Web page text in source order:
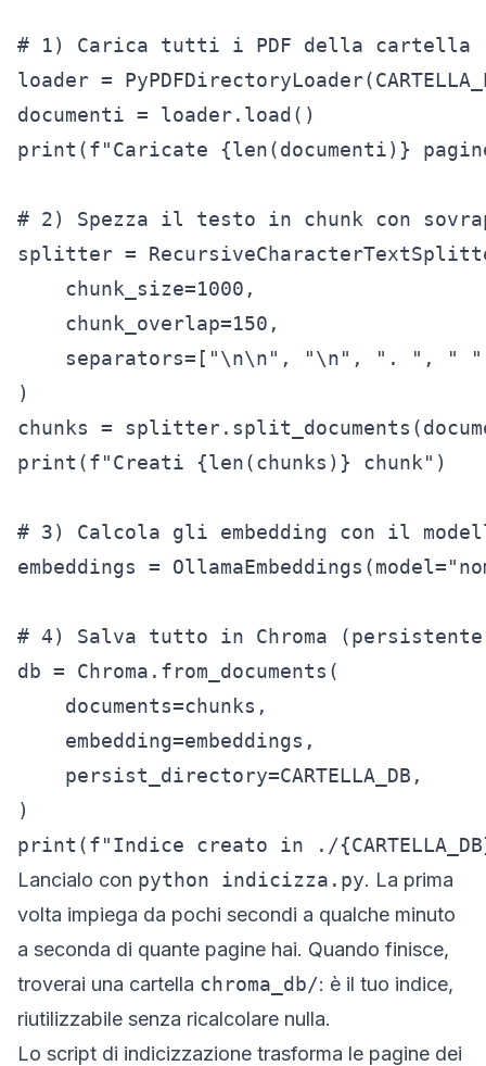
# 1) Carica tutti i PDF della cartella
loader =
documenti = loader.load()
print(f"Caricate {len(documenti)}
# 2) Spezza il testo in chunk con
splitter =
    chunk_size=1000,
    chunk_overlap=150,
separators=["\n\n", "\n", ". ", "
)
chunks =
print(f"Creati {len(chunks)} chunk")
# 3) Calcola gli embedding con il
embeddings =
# 4) Salva tutto in Chroma
db = Chroma.from_documents(
    documents=chunks,
    embedding=embeddings,
    persist_directory=CARTELLA_DB,
)
print(f"Indice creato in ./
Lancialo con python indicizza.py. La prima
volta impiega da pochi secondi a qualche minuto
a seconda di quante pagine hai. Quando finisce,
troverai una cartella chroma_db/: è il tuo indice,
riutilizzabile senza ricalcolare nulla.
Lo script di indicizzazione trasforma le pagine dei